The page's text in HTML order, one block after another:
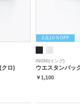
クロ)
2点10％OFF
INGNI(イング)
ウエスタンバッ
￥1,100